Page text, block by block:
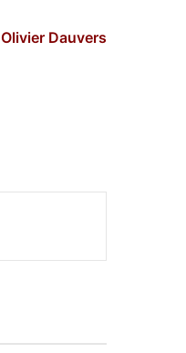
Olivier Dauvers